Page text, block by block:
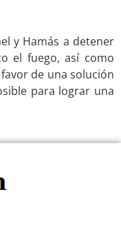
y Hamás a detener
el fuego, así como
de una solución
para lograr una